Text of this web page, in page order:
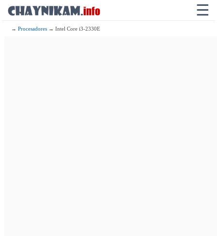
☰
→Procesadores → Intel Core i3-2330E